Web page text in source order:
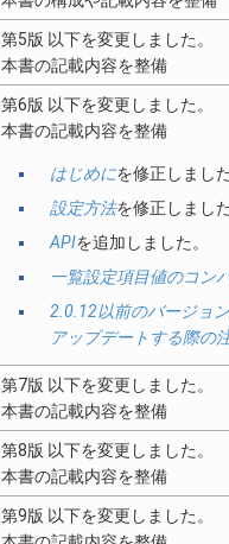
第5版 以下を変更しました。
本書の記載内容を整備
第6版 以下を変更しました。
本書の記載内容を整備
はじめにを修正しました
設定方法を修正しました
APIを追加しました。
一覧設定項目値のコン
2.0.12以前のバージョ
アップデートする際の
第7版 以下を変更しました。
本書の記載内容を整備
第8版 以下を変更しました。
本書の記載内容を整備
第9版 以下を変更しました。